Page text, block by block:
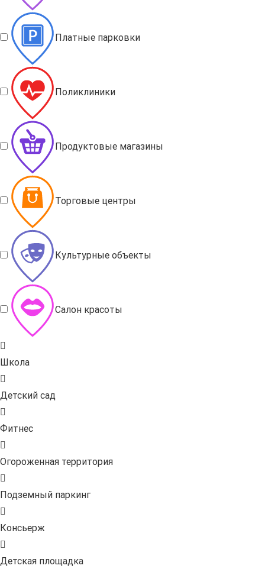
Платные парковки
Поликлиники
Продуктовые магазины
Торговые центры
Культурные объекты
Салон красоты
Школа
Детский сад
Фитнес
Огороженная территория
Подземный паркинг
Консьерж
Детская площадка